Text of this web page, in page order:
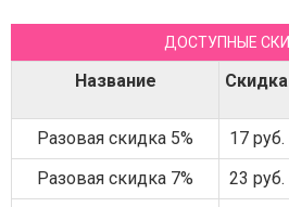
ДОСТУПНЫЕ
Название Скидка
Разовая скидка 5% 17 руб.
Разовая скидка 7%
23 руб.